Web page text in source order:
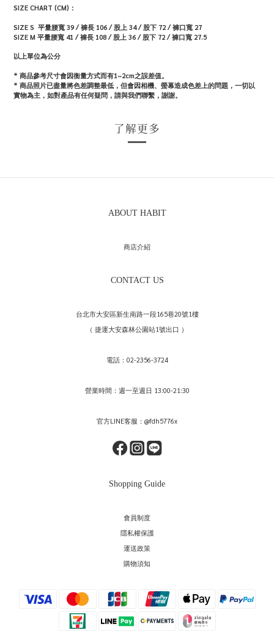
SIZE CHART (CM)：
SIZE S 平量腰寬 39 / 褲長 106 / 股上 34 / 股下 72 / 褲口寬 27
SIZE M 平量腰寬 41 / 褲長 108 / 股上 36 / 股下 72 / 褲口寬 27.5
以上單位為公分
* 商品參考尺寸會因衡量方式而有1~2cm之誤差值。
* 商品照片已盡量將色差調整最低，但會因相機、螢幕造成色差上的問題，一切以
實物為主，如對產品有任何疑問，請與我們聯繫，謝謝。
了解更多
ABOUT HABIT
商店介紹
CONTACT US
台北市大安區新生南路一段165巷20號1樓
（ 捷運大安森林公園站1號出口 ）
電話：02-2356-3724
營業時間：週一至週日 13:00-21:30
官方LINE客服：@fdh5776x
Shopping Guide
會員制度
隱私權保護
運送政策
購物須知